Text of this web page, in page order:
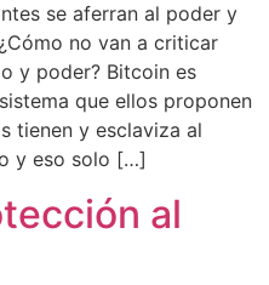
se aferran al poder y
no van a criticar
y poder? Bitcoin es
que ellos proponen
tienen y esclaviza al
y eso solo […]
al